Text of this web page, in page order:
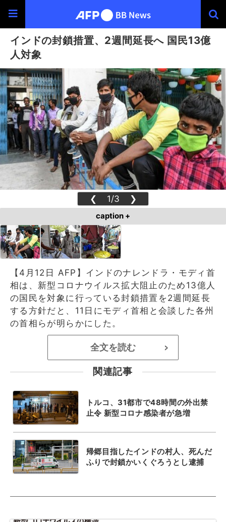
インドの封鎖措置、2週間延長へ 国民13億
人対象
❮ 1/3 ❯
caption +
【4月12日 AFP】インドのナレンドラ・モディ首
相は、新型コロナウイルス拡大阻止のため13億人
の国民を対象に行っている封鎖措置を2週間延長
する方針だと、11日にモディ首相と会談した各州
の首相らが明らかにした。
全文を読む >
関連記事
トルコ、31都市で48時間の外出禁
止令 新型コロナ感染者が急増
帰郷目指したインドの村人、死んだ
ふりで封鎖かいくぐろうとし逮捕